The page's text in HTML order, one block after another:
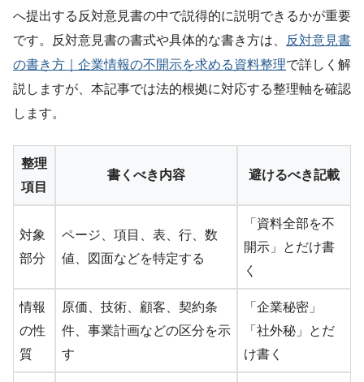
へ提出する反対意見書の中で説得的に説明できるかが重要
です。反対意見書の書式や具体的な書き方は、
反対意見書
の書き方｜企業情報の不開示を求める資料整理で詳しく解
説しますが、本記事では法的根拠に対応する整理軸を確認
します。
整理
項目
書くべき内容 避けるべき記載
対象
部分
ページ、項目、表、行、数
値、図面などを特定する
「資料全部を不
開示」とだけ書
く
情報
の性
質
原価、技術、顧客、契約条
件、事業計画などの区分を示
す
「企業秘密」
「社外秘」とだ
け書く